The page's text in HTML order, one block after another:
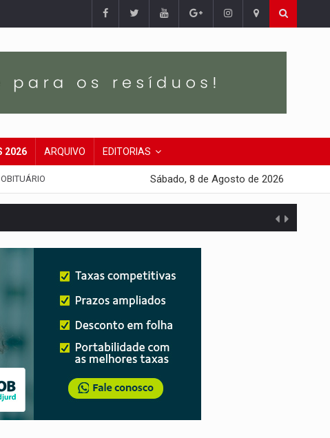
2026 ARQUIVO EDITORIAS
OBITUÁRIO Sábado, 8 de Agosto de 2026
do filho